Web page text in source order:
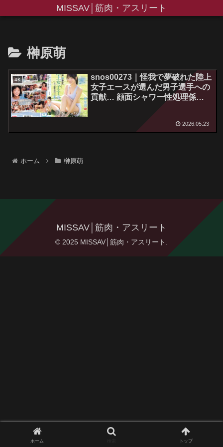
MISSAV│筋肉・アスリート
榊原萌
4K
snos00273｜怪我で夢破れた陸上
女子エースが選んだ男子選手への
貢献… 顔面シャワー性処理係
「私、走っていた頃より…精子を
浴びてる今の方が幸せです！」
2026.05.23
ホーム 榊原萌
MISSAV│筋肉・アスリート
© 2025 MISSAV│筋肉・アスリート.
ホーム トップ